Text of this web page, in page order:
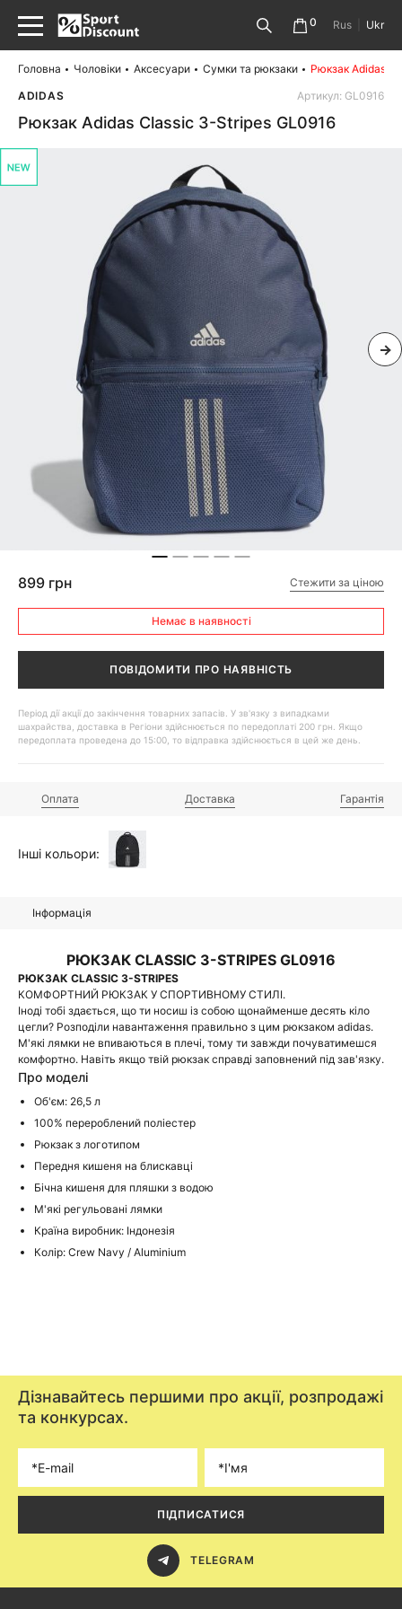
0 Rus Ukr
Головна Чоловіки Аксесуари Сумки та рюкзаки
Рюкзак Adidas
ADIDAS
Артикул: GL0916
Рюкзак Adidas Classic 3-Stripes GL0916
899 грн Стежити за ціною
Немає в наявності
ПОВІДОМИТИ ПРО НАЯВНІСТЬ
Період дії акції до закінчення товарних запасів. У зв'язку з випадками
шахрайства, доставка в Регіони здійснюється по передоплаті 200 грн. Якщо
передоплата проведена до 15:00, то відправка здійснюється в цей же день.
Оплата Доставка Гарантія
Інші кольори:
Інформація
РЮКЗАК CLASSIC 3-STRIPES GL0916
РЮКЗАК CLASSIC 3-STRIPES
КОМФОРТНИЙ РЮКЗАК У СПОРТИВНОМУ СТИЛІ.
Іноді тобі здається, що ти носиш із собою щонайменше десять кіло
цегли? Розподіли навантаження правильно з цим рюкзаком adidas.
М'які лямки не впиваються в плечі, тому ти завжди почуватимешся
комфортно. Навіть якщо твій рюкзак справді заповнений під зав'язку.
Про моделі
Об'єм: 26,5 л
100% перероблений поліестер
Рюкзак з логотипом
Передня кишеня на блискавці
Бічна кишеня для пляшки з водою
М'які регульовані лямки
Країна виробник: Індонезія
Колір: Crew Navy / Aluminium
Дізнавайтесь першими про акції, розпродажі
та конкурсах.
ПІДПИСАТИСЯ
TELEGRAM